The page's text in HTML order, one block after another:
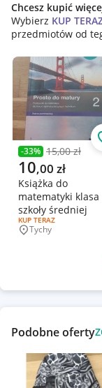
Chcesz kupić
Wybierz KUP
przedmiotów od
Poprzednia cena
-33% 15,00 zł
Aktualna cena
10,00 zł
Książka do
matematyki klasa
szkoły średniej
RODZAJ OFERTY:
KUP TERAZ
Miejscowość
Tychy
Podobne oferty